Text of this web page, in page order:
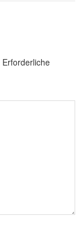
Erforderliche